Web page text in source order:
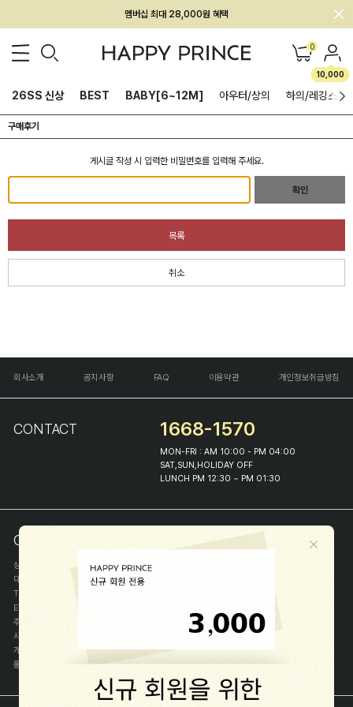
멤버십 최대 28,000원 혜택
0
10,000
26SS 신상 BEST BABY[6~12M] 아우터/상의 하의/레깅스
구매후기
게시글 작성 시 입력한 비밀번호를 입력해 주세요.
확인
목록
취소
회사소개 공지사항 FAQ 이용약관 개인정보취급방침
CONTACT 1668-1570
MON-FRI : AM 10:00 - PM 04:00
SAT,SUN,HOLIDAY OFF
LUNCH PM 12:30 ~ PM 01:30
COMPANY INFO
상호
(주)해피프린스
대표
이화진
TEL
E-MAIL
주소
사업자등록번호
개인정보관리자
이화진
통신판매신고번호
제 2018-서울종로-1384 호[사업자정보확인]